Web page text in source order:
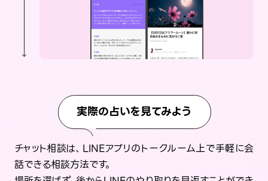
実際の占いを見てみよう
チャット相談は、LINEアプリのトークルーム上で手軽に会
話できる相談方法です。